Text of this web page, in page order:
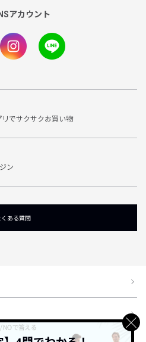
アカウント
でサクサクお買い物
ン
くある質問